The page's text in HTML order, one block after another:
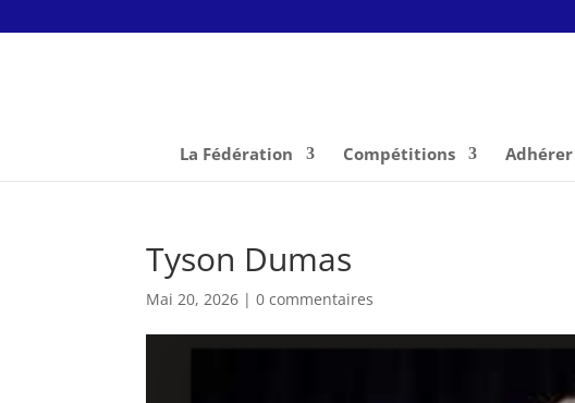
La Fédération Compétitions Adhérer
Tyson Dumas
Mai 20, 2026 |0 commentaires